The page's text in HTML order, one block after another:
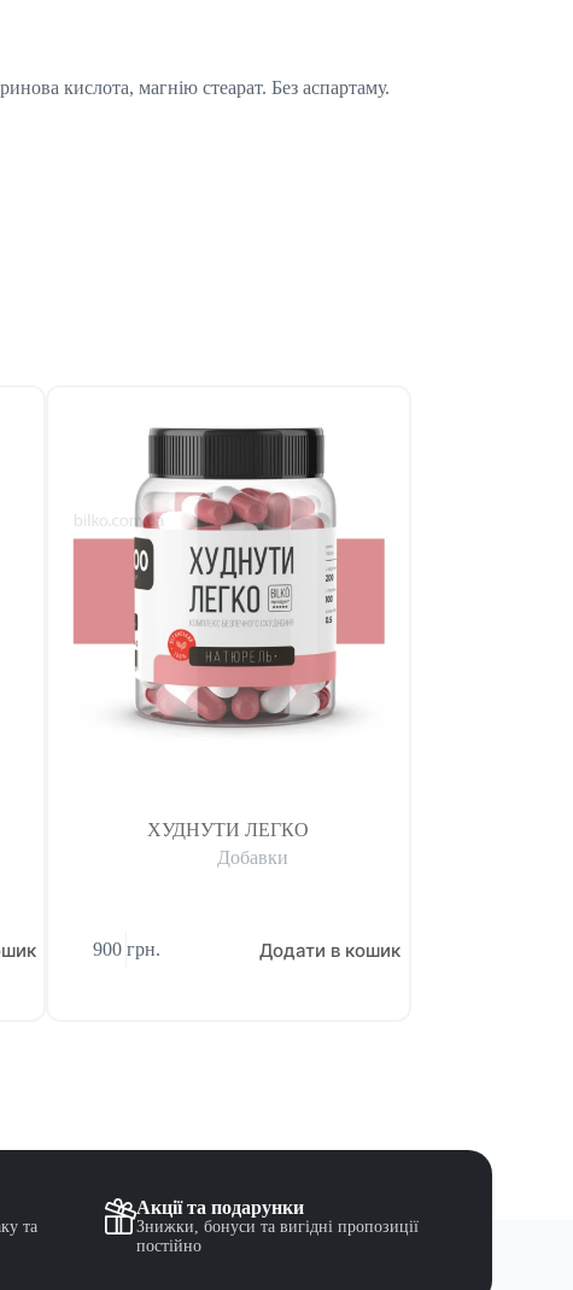
кислота, магнію стеарат. Без аспартаму.
ХУДНУТИ ЛЕГКО
Добавки
900 грн. Додати в кошик
та
Акції та подарунки
Знижки, бонуси та вигідні пропозиції
постійно